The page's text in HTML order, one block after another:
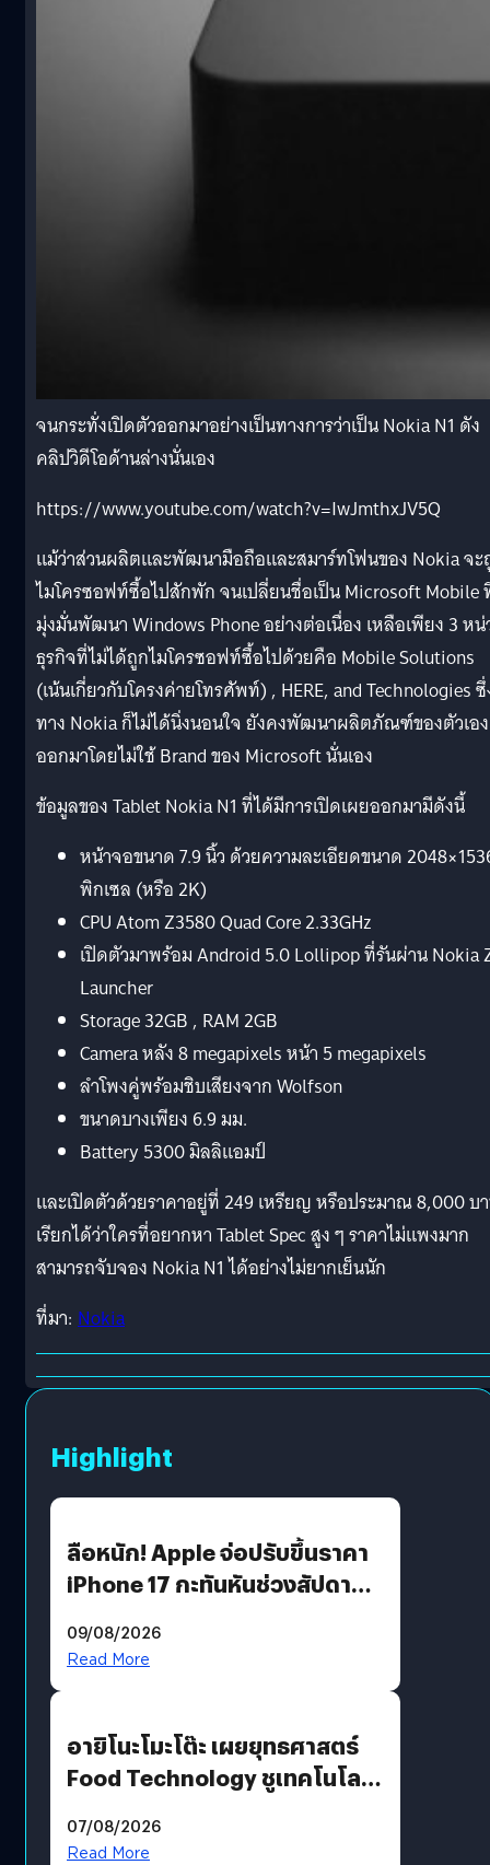
จนกระทั่งเปิดตัวออกมาอย่างเป็นทางการว่าเป็น Nokia N1 ดัง
คลิปวิดีโอด้านล่างนั่นเอง
https://www.youtube.com/watch?v=IwJmthxJV5Q
แม้ว่าส่วนผลิตและพัฒนามือถือและสมาร์ทโฟนของ Nokia จ
ไมโครซอฟท์ซื้อไปสักพัก จนเปลี่ยนชื่อเป็น Microsoft Mobile
มุ่งมั่นพัฒนา Windows Phone อย่างต่อเนื่อง เหลือเพียง 3 ห
ธุรกิจที่ไม่ได้ถูกไมโครซอฟท์ซื้อไปด้วยคือ Mobile Solutions
(เน้นเกี่ยวกับโครงค่ายโทรศัพท์) , HERE, and Technologies
ทาง Nokia ก็ไม่ได้นิ่งนอนใจ ยังคงพัฒนาผลิตภัณฑ์ของตัวเอง
ออกมาโดยไม่ใช้ Brand ของ Microsoft นั่นเอง
ข้อมูลของ Tablet Nokia N1 ที่ได้มีการเปิดเผยออกมามีดังนี้
หน้าจอขนาด 7.9 นิ้ว ด้วยความละเอียดขนาด
พิกเซล (หรือ 2K)
CPU Atom Z3580 Quad Core 2.33GHz
เปิดตัวมาพร้อม Android 5.0 Lollipop ที่รันผ่าน Nokia
Launcher
Storage 32GB , RAM 2GB
Camera หลัง 8 megapixels หน้า 5 megapixels
ลำโพงคู่พร้อมชิบเสียงจาก Wolfson
ขนาดบางเพียง 6.9 มม.
Battery 5300 มิลลิแอมป์
และเปิดตัวด้วยราคาอยู่ที่ 249 เหรียญ หรือประมาณ 8,000 บ
เรียกได้ว่าใครที่อยากหา Tablet Spec สูง ๆ ราคาไม่แพงมาก
สามารถจับจอง Nokia N1 ได้อย่างไม่ยากเย็นนัก
ที่มา: Nokia
Highlight
ลือหนัก! Apple จ่อปรับขึ้นราคา
iPhone 17 กะทันหันช่วงสัปดาห์ที่
09/08/2026
Read More
อายิโนะโมะโต๊ะ เผยยุทธศาสตร์
Food Technology ชูเทคโนโลยี
บริโภคและ B2B
07/08/2026
Read More